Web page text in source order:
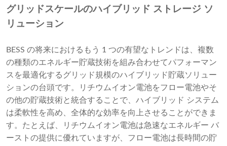
グリッドスケールのハイブリッド ストレージ ソ
リューション
BESS の将来におけるもう 1 つの有望なトレンドは、複数
の種類のエネルギー貯蔵技術を組み合わせてパフォーマン
スを最適化するグリッド規模のハイブリッド貯蔵ソリュー
ションの台頭です。リチウムイオン電池をフロー電池やそ
の他の貯蔵技術と統合することで、ハイブリッド システム
は柔軟性を高め、全体的な効率を向上させることができま
す。たとえば、リチウムイオン電池は急速なエネルギー バ
ーストの提供に優れていますが、フロー電池は長時間の貯